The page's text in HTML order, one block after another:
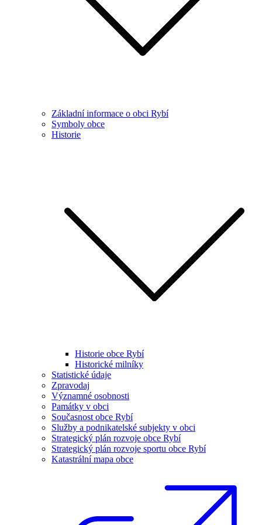
Základní informace o obci Rybí
Symboly obce
Historie
Historie obce Rybí
Historické milníky
Statistické údaje
Zpravodaj
Významné osobnosti
Památky v obci
Současnost obce Rybí
Služby a podnikatelské subjekty v obci
Strategický plán rozvoje obce Rybí
Strategický plán rozvoje sportu obce Rybí
Katastrální mapa obce